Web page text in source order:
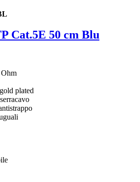
Cat.5E 50 cm Blu
plated